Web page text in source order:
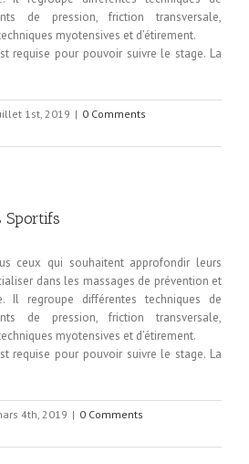
de pression, friction transversale,
myotensives et d’étirement.
requise pour pouvoir suivre le stage. La
1st, 2019 | 0 Comments
Sportifs
ceux qui souhaitent approfondir leurs
dans les massages de prévention et
Il regroupe différentes techniques de
de pression, friction transversale,
myotensives et d’étirement.
requise pour pouvoir suivre le stage. La
4th, 2019 | 0 Comments